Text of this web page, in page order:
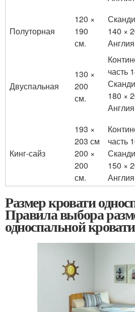
Полуторная
120 ×
190
см.
140 ×
Двуспальная
130 ×
200
см.
часть
180 ×
Кинг-сайз
193 ×
203 см
200 ×
200
см.
часть
150 ×
Размер кровати
Правила выбора
односпальной кровати